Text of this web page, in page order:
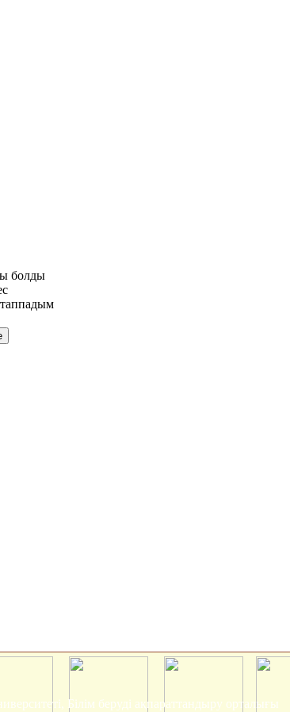
болды
Білім беруді ақпараттандыру орталығы